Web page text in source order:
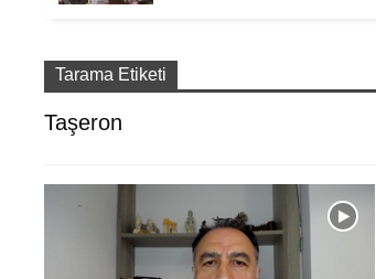
Tarama Etiketi
Taşeron